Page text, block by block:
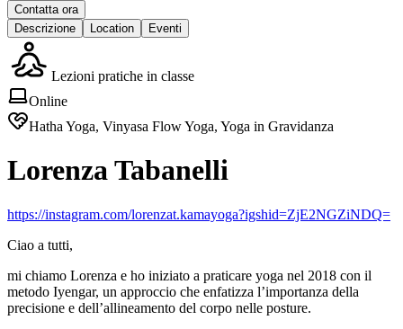
Contatta ora
Descrizione
Location Eventi
Lezioni pratiche in classe
Online
Hatha Yoga, Vinyasa Flow Yoga, Yoga in Gravidanza
Lorenza Tabanelli
https://instagram.com/lorenzat.kamayoga?igshid=ZjE2NGZiNDQ=
Ciao a tutti,
mi chiamo Lorenza e ho iniziato a praticare yoga nel 2018 con il
metodo Iyengar, un approccio che enfatizza l’importanza della
precisione e dell’allineamento del corpo nelle posture.